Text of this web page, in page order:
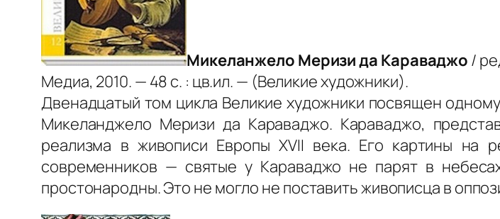
Микеланжело Меризи да Караваджо /
Медиа, 2010. — 48 с. : цв.ил. — (Великие художники).
Двенадцатый том цикла Великие художники посвящен
Микеланджело Меризи да Караваджо. Караваджо,
реализма в живописи Европы XVII века. Его картины на
современников — святые у Караваджо не парят в
простонародны. Это не могло не поставить живописца в